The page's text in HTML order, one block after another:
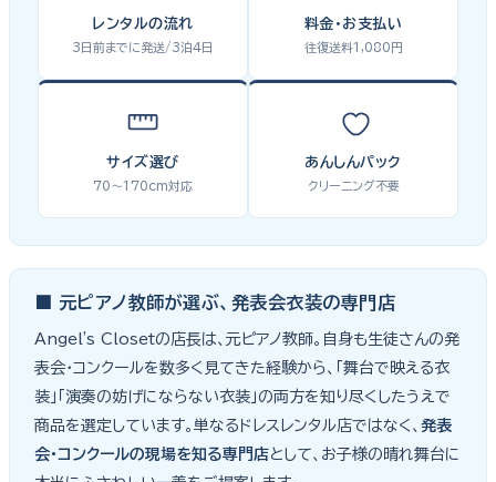
レンタルの流れ
3日前までに発送/3泊4日
料金・お支払い
往復送料1,080円
サイズ選び
70〜170cm対応
あんしんパック
クリーニング不要
■ 元ピアノ教師が選ぶ、発表会衣装の専門店
Angel's Closetの店長は、元ピアノ教師。自身も生徒さんの発
表会・コンクールを数多く見てきた経験から、「舞台で映える衣
装」「演奏の妨げにならない衣装」の両方を知り尽くしたうえで
商品を選定しています。単なるドレスレンタル店ではなく、 発表
会・コンクールの現場を知る専門店として、お子様の晴れ舞台に